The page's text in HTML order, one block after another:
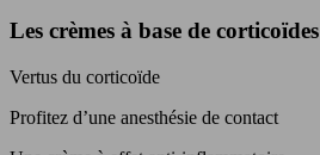
Les crèmes à base de corticoïdes
Vertus du corticoïde
Profitez d’une anesthésie de contact